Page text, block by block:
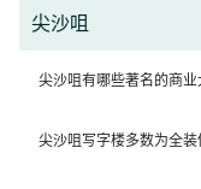
尖沙咀
尖沙咀有哪些著名的商业
尖沙咀写字楼多数为全